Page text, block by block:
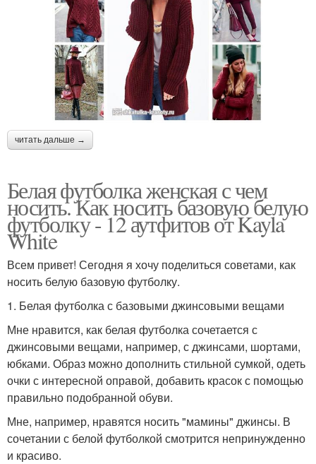
читать дальше →
Белая футболка женская с чем
носить. Как носить базовую белую
футболку - 12 аутфитов от Kayla
White
Всем привет! Сегодня я хочу поделиться советами, как
носить белую базовую футболку.
1. Белая футболка с базовыми джинсовыми вещами
Мне нравится, как белая футболка сочетается с
джинсовыми вещами, например, с джинсами, шортами,
юбками. Образ можно дополнить стильной сумкой, одеть
очки с интересной оправой, добавить красок с помощью
правильно подобранной обуви.
Мне, например, нравятся носить "мамины" джинсы. В
сочетании с белой футболкой смотрится непринужденно
и красиво.